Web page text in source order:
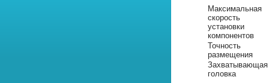
Максимальная
скорость
установки
компонентов
Точность
размещения
Захватывающая
головка